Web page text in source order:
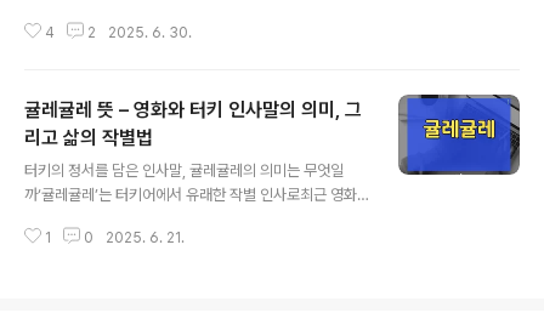
적 고민을 안고 등장합니다.드라마나 영화 속 히어로처럼
지 짧게 정리해보았습니다.비질란테 뜻과 어원은 어디서
시작됐을까비질란테는 '자경단'의 영어식 표현입니다.라틴
어 'vigilare(지켜보다)'에서 파생된 스페인어 vigilante
가 어원인데요,'감시자' 또는 '깨어 있는 사람'이라는 뜻을
를 실현하겠다며 등장합니다.중요한 건, 이 단어 자체가 '법
4 2 2025. 6. 30.
귤레귤레 뜻 – 영화와 터키 인사말의 의미, 그
리고 삶의 작별법
터키의 정서를 담은 인사말, 귤레귤레의 의미는 무엇일
까‘귤레귤레’는 터키어에서 유래한 작별 인사로최근 영화
녕’이라는 뜻을 가진 이 단어는단순한 이별이 아닌, 따뜻한
1 0 2025. 6. 21.